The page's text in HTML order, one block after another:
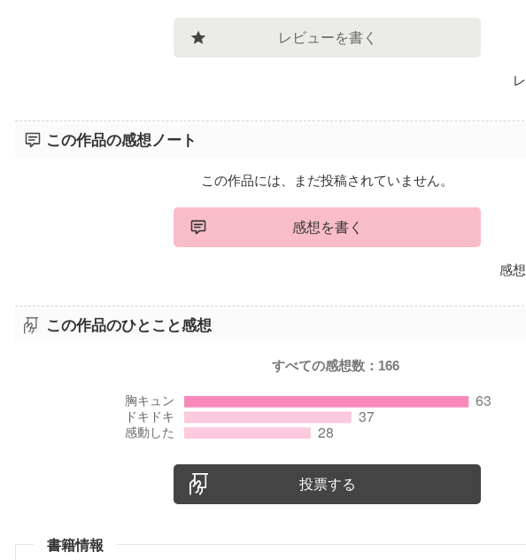
レビューを書く
この作品の感想ノート
この作品には、まだ投稿されていません。
感想を書く
感
この作品のひとこと感想
すべての感想数： 166
投票する
書籍情報